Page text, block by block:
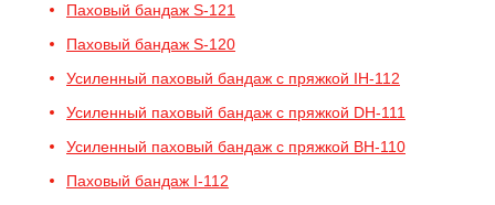
Паховый бандаж S-121
Паховый бандаж S-120
Усиленный паховый бандаж с пряжкой IH-112
Усиленный паховый бандаж с пряжкой DH-111
Усиленный паховый бандаж с пряжкой BH-110
Паховый бандаж I-112